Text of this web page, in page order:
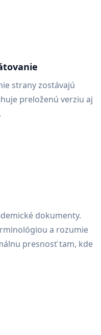
strany zostávajú
preloženú verziu aj
dokumenty.
a rozumie
presnosť tam, kde